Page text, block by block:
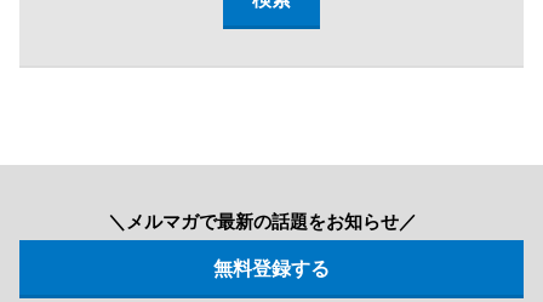
＼メルマガで最新の話題をお知らせ／